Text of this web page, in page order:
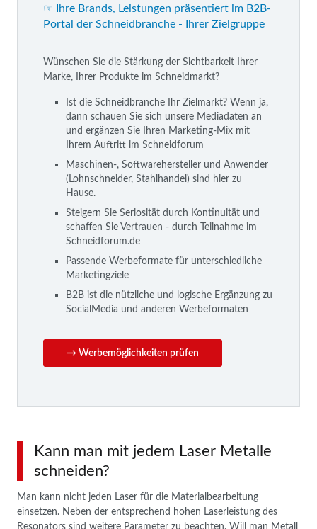
☞ Ihre Brands, Leistungen präsentiert im B2B-
Portal der Schneidbranche - Ihrer Zielgruppe
Wünschen Sie die Stärkung der Sichtbarkeit Ihrer
Marke, Ihrer Produkte im Schneidmarkt?
Ist die Schneidbranche Ihr Zielmarkt? Wenn ja,
dann schauen Sie sich unsere Mediadaten an
und ergänzen Sie Ihren Marketing-Mix mit
Ihrem Auftritt im Schneidforum
Maschinen-, Softwarehersteller und Anwender
(Lohnschneider, Stahlhandel) sind hier zu
Hause.
Steigern Sie Seriosität durch Kontinuität und
schaffen Sie Vertrauen - durch Teilnahme im
Schneidforum.de
Passende Werbeformate für unterschiedliche
Marketingziele
B2B ist die nützliche und logische Ergänzung zu
SocialMedia und anderen Werbeformaten
→ Werbemöglichkeiten prüfen
Kann man mit jedem Laser Metalle
schneiden?
Man kann nicht jeden Laser für die Materialbearbeitung
einsetzen. Neben der entsprechend hohen Laserleistung des
Resonators sind weitere Parameter zu beachten. Will man Metall